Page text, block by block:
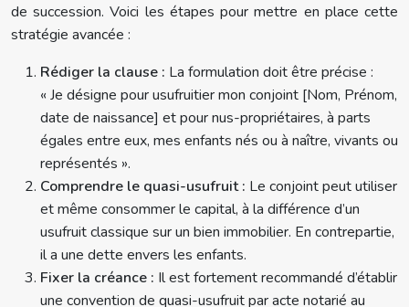
de succession. Voici les étapes pour mettre en place cette
stratégie avancée :
Rédiger la clause : La formulation doit être précise :
« Je désigne pour usufruitier mon conjoint [Nom, Prénom,
date de naissance] et pour nus-propriétaires, à parts
égales entre eux, mes enfants nés ou à naître, vivants ou
représentés ».
Comprendre le quasi-usufruit : Le conjoint peut utiliser
et même consommer le capital, à la différence d’un
usufruit classique sur un bien immobilier. En contrepartie,
il a une dette envers les enfants.
Fixer la créance : Il est fortement recommandé d’établir
une convention de quasi-usufruit par acte notarié au